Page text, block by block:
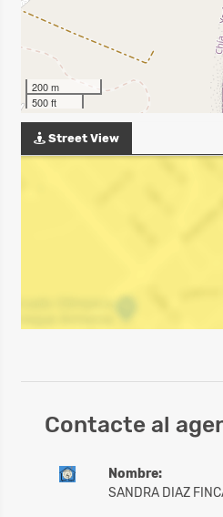
200 m
500 ft
Street View
Contacte al
Nombre:
SANDRA DIAZ